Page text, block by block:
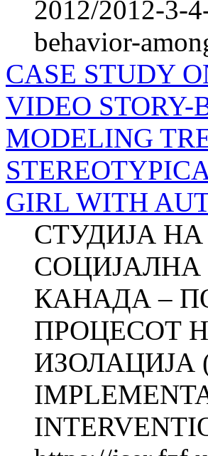
2012/2012-3-
behavior-
CASE STUDY
VIDEO STORY-
MODELING
GIRL WITH
СТУДИЈА
СОЦИЈАЛНА
КАНАДА –
ПРОЦЕСОТ
ИЗОЛАЦИЈА